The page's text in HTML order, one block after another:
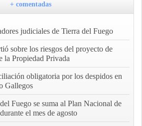
+ comentadas
judiciales de Tierra del Fuego
sobre los riesgos del proyecto de
la Propiedad Privada
obligatoria por los despidos en
Gallegos
Fuego se suma al Plan Nacional de
el mes de agosto